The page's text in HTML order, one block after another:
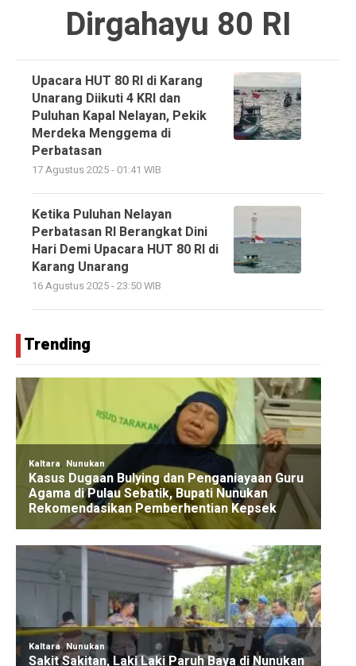
Dirgahayu 80 RI
Upacara HUT 80 RI di Karang
Unarang Diikuti 4 KRI dan
Puluhan Kapal Nelayan, Pekik
Merdeka Menggema di
Perbatasan
17 Agustus 2025 - 01:41 WIB
Ketika Puluhan Nelayan
Perbatasan RI Berangkat Dini
Hari Demi Upacara HUT 80 RI di
Karang Unarang
16 Agustus 2025 - 23:50 WIB
Trending